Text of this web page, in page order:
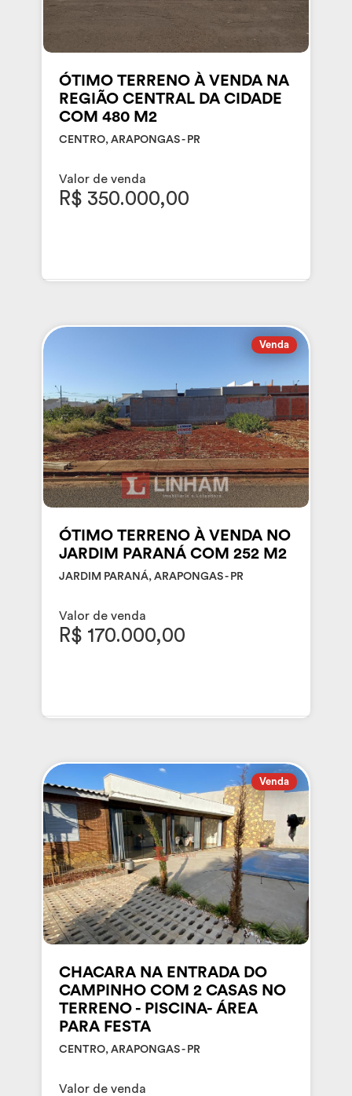
ÓTIMO TERRENO À VENDA NA
REGIÃO CENTRAL DA CIDADE
COM 480 M2
CENTRO, ARAPONGAS - PR
Valor de venda
R$ 350.000,00
Venda
ÓTIMO TERRENO À VENDA NO
JARDIM PARANÁ COM 252 M2
JARDIM PARANÁ, ARAPONGAS - PR
Valor de venda
R$ 170.000,00
Venda
CHACARA NA ENTRADA DO
CAMPINHO COM 2 CASAS NO
TERRENO - PISCINA- ÁREA
PARA FESTA
CENTRO, ARAPONGAS - PR
Valor de venda